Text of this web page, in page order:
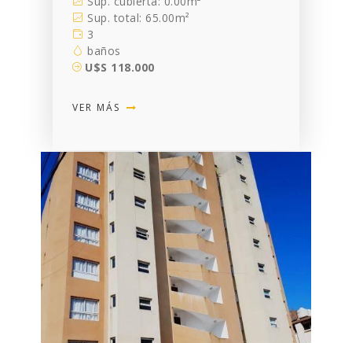
Sup. total: 65.00m²
3
baños
U$S 118.000
VER MÁS